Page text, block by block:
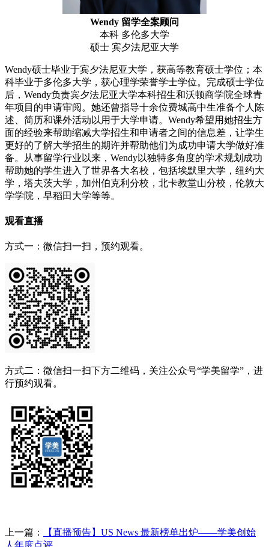
Wendy 留学全案顾问
本科 多伦多大学
硕士 宾夕法尼亚大学
Wendy硕士毕业于宾夕法尼亚大学，获高等教育硕士学位；本
科毕业于多伦多大学，获心理学荣誉学士学位。完成硕士学位
后，Wendy负责宾夕法尼亚大学本科招生和沃顿商学院全球青
年项目的申请审阅。她还曾指导十余位费城高中生准备个人陈
述、简历和课外活动以用于大学申请。Wendy希望用她招生方
面的经验来帮助缩减大学招生和申请者之间的信息差，让学生
更好的了解大学招生的期许并帮助他们为成功申请大学做好准
备。从事留学行业以来，Wendy以独特多角度的学术规划成功
帮助她的学生进入了世界各大名校，包括埃默里大学，纽约大
学，塔夫茨大学，加州伯克利分校，北卡教堂山分校，伦敦大
学学院，早稻田大学等等。
观看直播
方式一：微信扫一扫，预约观看。
方式二：微信扫一扫下方二维码，关注公众号“学美留学”，进
行预约观看。
上一篇：
【直播预告】US News 最新榜单出炉——学美创始